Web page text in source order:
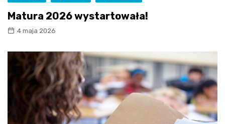
Matura 2026 wystartowała!
4 maja 2026